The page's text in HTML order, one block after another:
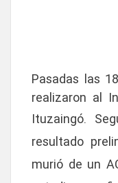
Pasadas las
realizaron al
Ituzaingó.
resultado
murió de un